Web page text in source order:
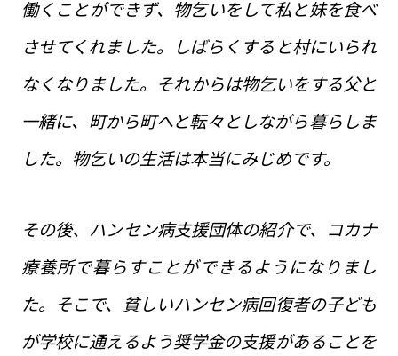
働くことができず、物乞いをして私と妹を食べ
させてくれました。しばらくすると村にいられ
なくなりました。それからは物乞いをする父と
一緒に、町から町へと転々としながら暮らしま
した。物乞いの生活は本当にみじめです。
その後、ハンセン病支援団体の紹介で、コカナ
療養所で暮らすことができるようになりまし
た。そこで、貧しいハンセン病回復者の子ども
が学校に通えるよう奨学金の支援があることを